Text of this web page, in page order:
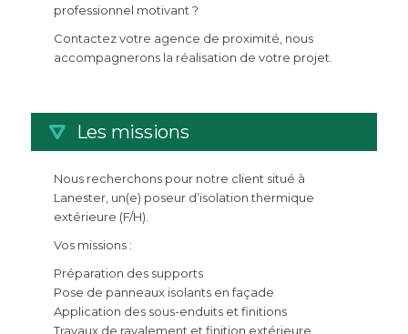
professionnel motivant ?
Contactez votre agence de proximité, nous
accompagnerons la réalisation de votre projet.
Les missions
Nous recherchons pour notre client situé à
Lanester, un(e) poseur d’isolation thermique
extérieure (F/H).
Vos missions :
Préparation des supports
Pose de panneaux isolants en façade
Application des sous-enduits et finitions
Travaux de ravalement et finition extérieure